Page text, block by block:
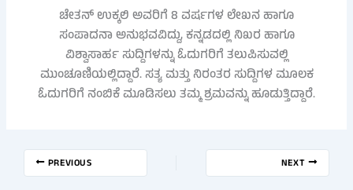
ಚೇತನ್ ಉಕ್ಕಲಿ ಅವರಿಗೆ 8 ವರ್ಷಗಳ ಲೇಖನ ಹಾಗೂ
ಸಂಪಾದನಾ ಅನುಭವವಿದ್ದು, ಕನ್ನಡದಲ್ಲಿ ನಿಖರ ಹಾಗೂ
ವಿಶ್ವಾಸಾರ್ಹ ಸುದ್ದಿಗಳನ್ನು ಓದುಗರಿಗೆ ತಲುಪಿಸುವಲ್ಲಿ
ಮುಂಚೂಣಿಯಲ್ಲಿದ್ದಾರೆ. ಸತ್ಯ ಮತ್ತು ನಿರಂತರ ಸುದ್ದಿಗಳ ಮೂಲಕ
ಓದುಗರಿಗೆ ನಂಬಿಕೆ ಮೂಡಿಸಲು ತಮ್ಮ ಶ್ರಮವನ್ನು ಹೂಡುತ್ತಿದ್ದಾರೆ.
PREVIOUS NEXT